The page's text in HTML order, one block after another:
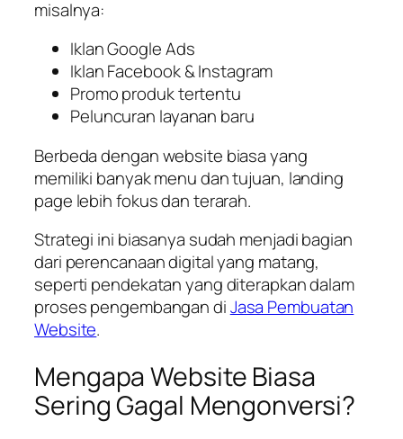
misalnya:
Iklan Google Ads
Iklan Facebook & Instagram
Promo produk tertentu
Peluncuran layanan baru
Berbeda dengan website biasa yang
memiliki banyak menu dan tujuan, landing
page lebih fokus dan terarah.
Strategi ini biasanya sudah menjadi bagian
dari perencanaan digital yang matang,
seperti pendekatan yang diterapkan dalam
proses pengembangan diJasa Pembuatan
Website.
Mengapa Website Biasa
Sering Gagal Mengonversi?